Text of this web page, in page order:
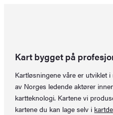
Kart bygget på
Kartløsningene våre er utviklet
av Norges ledende aktører
kartteknologi. Kartene vi
kartene du kan lage selv i